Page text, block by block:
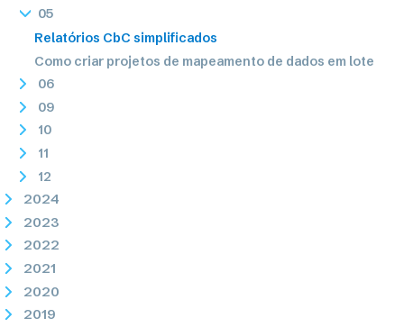
05
Relatórios CbC simplificados
Como criar projetos de mapeamento de dados em lote
06
09
10
11
12
2024
2023
2022
2021
2020
2019